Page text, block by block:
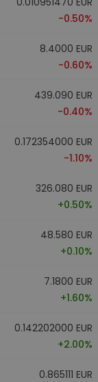
-0.50%
8.4000 EUR
-0.60%
439.090 EUR
-0.40%
0.172354000 EUR
-1.10%
326.080 EUR
+0.50%
48.580 EUR
+0.10%
7.1800 EUR
+1.60%
0.142202000 EUR
+2.00%
0.865111 EUR